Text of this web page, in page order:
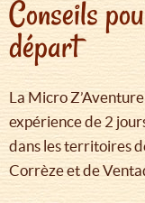
Conseils
départ
La Micro
expérience de 2
dans les territoires
Corrèze et de